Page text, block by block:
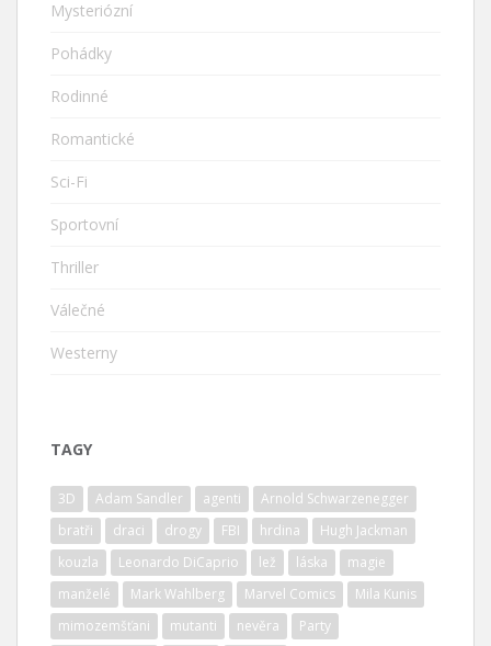
Mysteriózní
Pohádky
Rodinné
Romantické
Sci-Fi
Sportovní
Thriller
Válečné
Westerny
TAGY
3D Adam Sandler agenti
Arnold Schwarzenegger
bratři
draci drogy FBI hrdina
Hugh Jackman
kouzla
Leonardo DiCaprio lež láska
magie
manželé
Mark Wahlberg Marvel Comics
Mila Kunis
mimozemšťani
mutanti nevěra Party